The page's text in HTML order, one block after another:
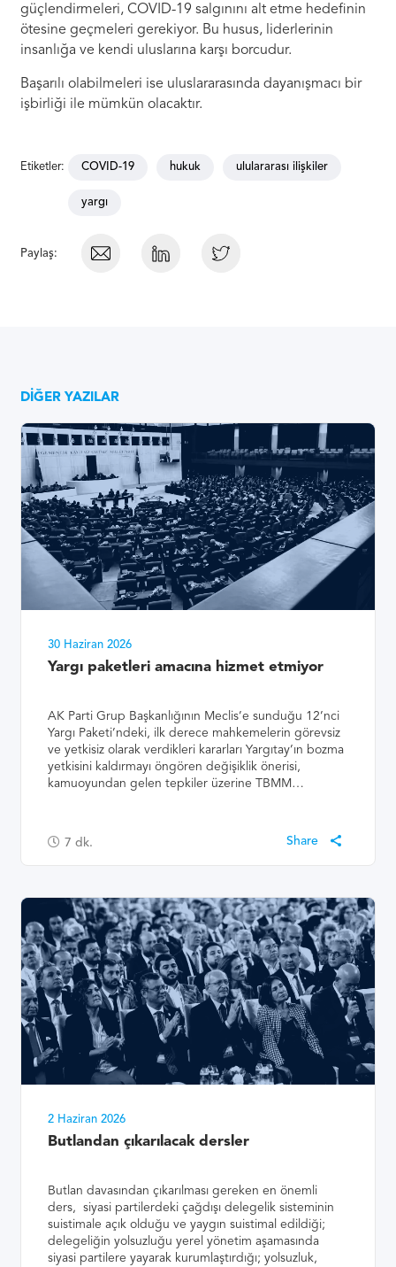
güçlendirmeleri, COVID-19 salgınını alt etme hedefinin
ötesine geçmeleri gerekiyor. Bu husus, liderlerinin
insanlığa ve kendi uluslarına karşı borcudur.
Başarılı olabilmeleri ise uluslararasında dayanışmacı bir
işbirliği ile mümkün olacaktır.
Etiketler: COVID-19 hukuk ululararası ilişkiler
yargı
Paylaş:
DIĞER YAZILAR
30 Haziran 2026
Yargı paketleri amacına hizmet etmiyor
AK Parti Grup Başkanlığının Meclis’e sunduğu 12’nci
Yargı Paketi’ndeki, ilk derece mahkemelerin görevsiz
ve yetkisiz olarak verdikleri kararları Yargıtay’ın bozma
yetkisini kaldırmayı öngören değişiklik önerisi,
kamuoyundan gelen tepkiler üzerine TBMM…
7 dk.
2 Haziran 2026
Butlandan çıkarılacak dersler
Butlan davasından çıkarılması gereken en önemli
ders, siyasi partilerdeki çağdışı delegelik sisteminin
suistimale açık olduğu ve yaygın suistimal edildiği;
delegeliğin yolsuzluğu yerel yönetim aşamasında
siyasi partilere yayarak kurumlaştırdığı; yolsuzluk,